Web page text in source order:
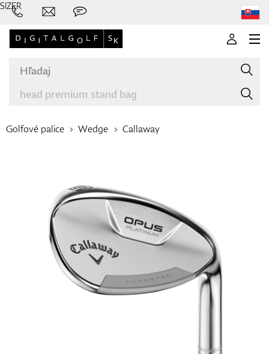
Palice
Golfové palice Wedge Callaway
SIZER